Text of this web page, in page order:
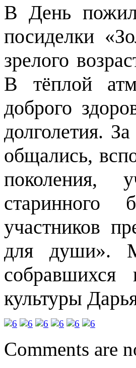
В День
посиделки
зрелого
В тёплой
доброго
долголетия.
общались,
поколения,
старинного
участников
для души».
собравшихся
культуры
Comments are